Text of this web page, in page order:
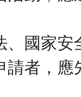
、國家安
請者，應